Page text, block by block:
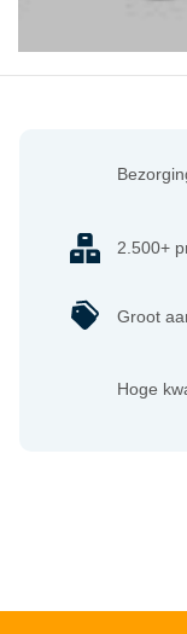
2.500+
Groot
Hoge